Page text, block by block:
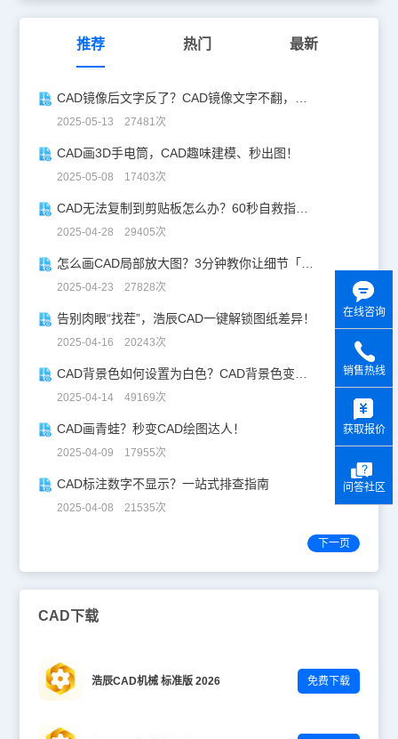
推荐 热门 最新
CAD镜像后文字反了？CAD镜像文字不翻，一键搞定！
2025-05-13 27481次
CAD画3D手电筒，CAD趣味建模、秒出图！
2025-05-08 17403次
CAD无法复制到剪贴板怎么办？60秒自救指南！
2025-04-28 29405次
怎么画CAD局部放大图？3分钟教你让细节「说话」！
2025-04-23 27828次
告别肉眼“找茬”，浩辰CAD一键解锁图纸差异！
2025-04-16 20243次
CAD背景色如何设置为白色？CAD背景色变白实操指南
2025-04-14 49169次
CAD画青蛙？秒变CAD绘图达人！
2025-04-09 17955次
CAD标注数字不显示？一站式排查指南
2025-04-08 21535次
下一页
CAD下载
浩辰CAD机械 标准版 2026 免费下载
在线咨询
销售热线
获取报价
问答社区